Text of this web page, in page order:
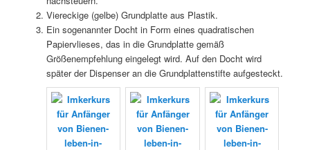
Viereckige (gelbe) Grundplatte aus Plastik.
Ein sogenannter Docht in Form eines quadratischen
Papiervlieses, das in die Grundplatte gemäß
Größenempfehlung eingelegt wird. Auf den Docht wird
später der Dispenser an die Grundplattenstifte aufgesteckt.